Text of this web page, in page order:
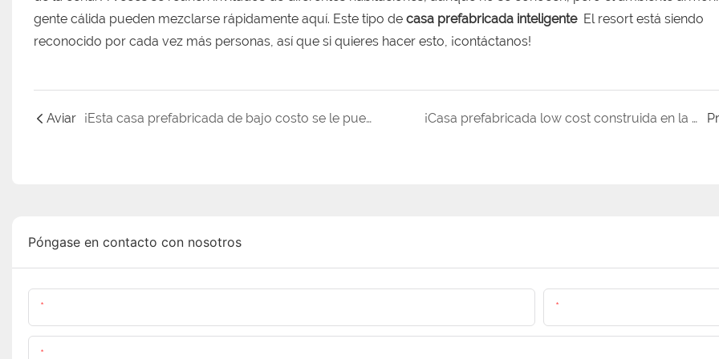
gente cálida pueden mezclarse rápidamente aquí. Este tipo de casa prefabricada inteligente El resort está siendo
reconocido por cada vez más personas, así que si quieres hacer esto, ¡contáctanos!
Aviar ¡Esta casa prefabricada de bajo costo se le puede entregar completamente ensamblada! ¡Casa prefabricada low cost construida en la montaña!
Póngase en contacto con nosotros